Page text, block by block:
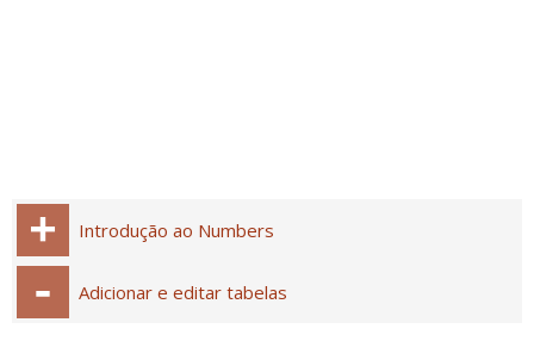
Introdução ao Numbers
Adicionar e editar tabelas